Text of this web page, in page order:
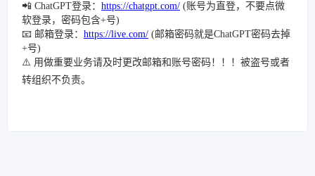
📲 ChatGPT登录： https://chatgpt.com/ (账号为直登，不要点微
软登录，密码包含+号)
📧 邮箱登录： https://live.com/ (邮箱密码就是ChatGPT密码去掉
+号)
⚠️ 用做重要业务请及时更改邮箱和账号密码！！！被盗号或者
转组织不负责。